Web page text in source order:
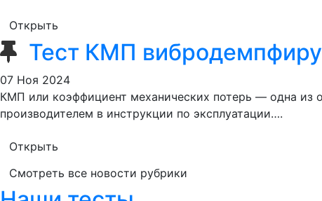
Открыть
Тест КМП
07 Ноя 2024
КМП или коэффициент механических потерь — одна из
производителем в инструкции по эксплуатации….
Открыть
Смотреть все новости рубрики